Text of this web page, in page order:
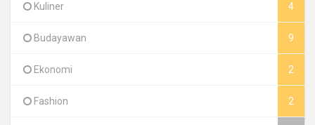
Kuliner 4
Budayawan 9
Ekonomi 2
Fashion 2